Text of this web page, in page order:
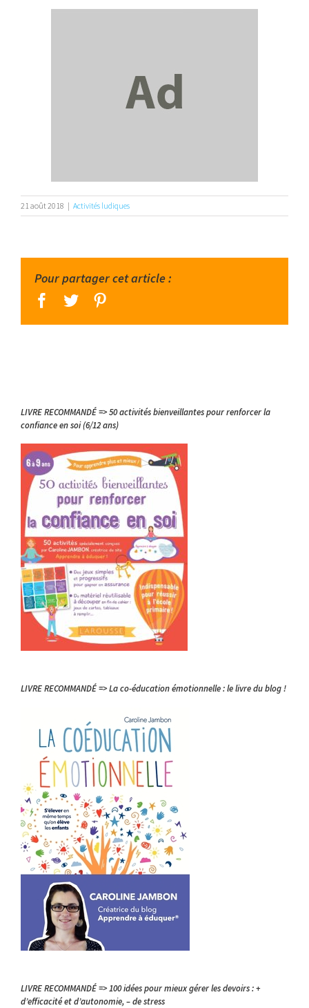
21 août 2018 | Activités ludiques
Pour partager cet article :
facebook
twitter
LIVRE RECOMMANDÉ => 50 activités bienveillantes pour renforcer la
confiance en soi (6/12 ans)
LIVRE RECOMMANDÉ => La co-éducation émotionnelle : le livre du blog !
LIVRE RECOMMANDÉ => 100 idées pour mieux gérer les devoirs : +
d’efficacité et d’autonomie, – de stress